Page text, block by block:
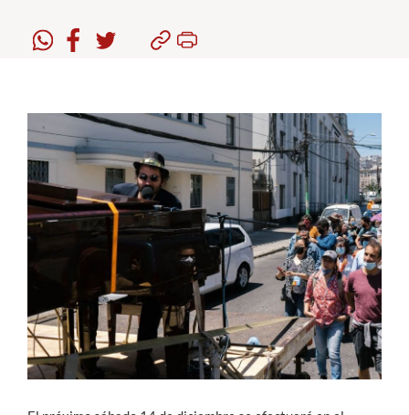
Formación Continua
Académicos
Funcionarios
Alumni